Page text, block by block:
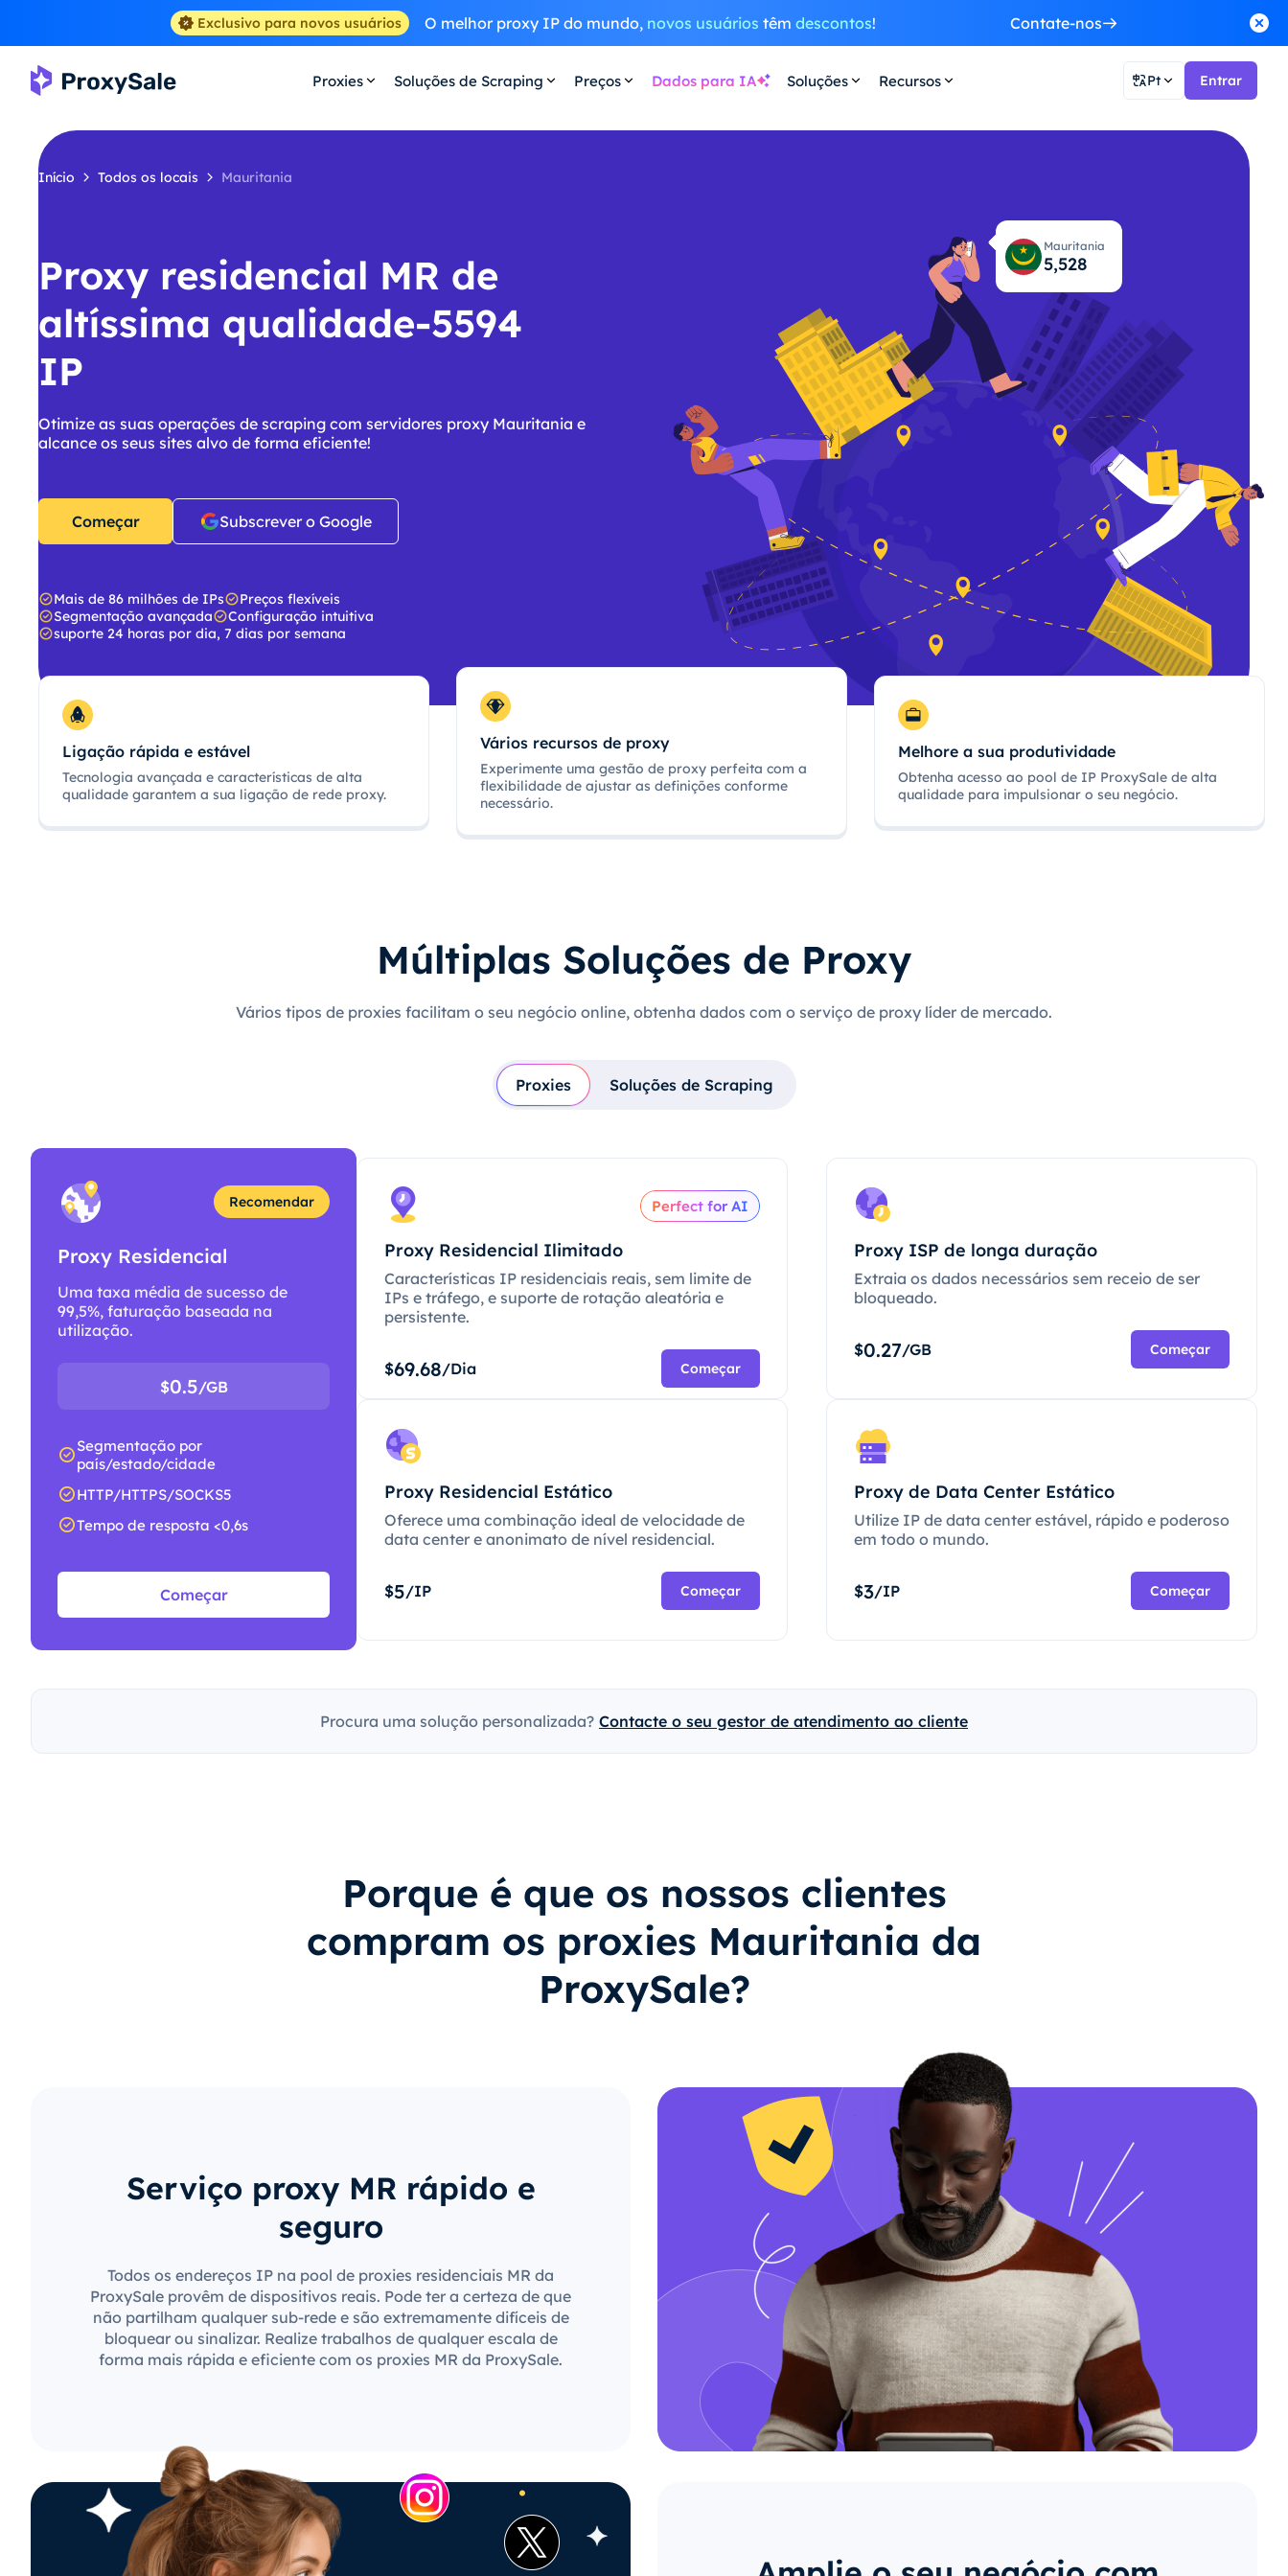
Exclusivo para novos usuários O melhor proxy IP do mundo, novos usuários têm descontos! Contate-nos
Proxies Soluções de Scraping Preços Dados para IA Soluções Recursos Pt Entrar
Início Todos os locais Mauritania
Proxy residencial MR de
altíssima qualidade-5594
IP
Otimize as suas operações de scraping com servidores proxy Mauritania e
alcance os seus sites alvo de forma eficiente!
Começar Subscrever o Google
Mais de 86 milhões de IPs
Preços flexíveis
Segmentação avançada
Configuração intuitiva
suporte 24 horas por dia, 7 dias por semana
Mauritania
5,594
Ligação rápida e estável
Tecnologia avançada e características de alta
qualidade garantem a sua ligação de rede proxy.
Vários recursos de proxy
Experimente uma gestão de proxy perfeita com a
flexibilidade de ajustar as definições conforme
necessário.
Melhore a sua produtividade
Obtenha acesso ao pool de IP ProxySale de alta
qualidade para impulsionar o seu negócio.
Múltiplas Soluções de Proxy
Vários tipos de proxies facilitam o seu negócio online, obtenha dados com o serviço de proxy líder de mercado.
Proxies Soluções de Scraping
Recomendar
Proxy Residencial
Uma taxa média de sucesso de
99,5%, faturação baseada na
utilização.
$0.5/GB
Segmentação por
país/estado/cidade
HTTP/HTTPS/SOCKS5
Tempo de resposta <0,6s
Começar
Perfect for AI
Proxy Residencial Ilimitado
Características IP residenciais reais, sem limite de
IPs e tráfego, e suporte de rotação aleatória e
persistente.
$69.68/Dia Começar
Proxy ISP de longa duração
Extraia os dados necessários sem receio de ser
bloqueado.
$0.27/GB Começar
Proxy Residencial Estático
Oferece uma combinação ideal de velocidade de
data center e anonimato de nível residencial.
$5/IP Começar
Proxy de Data Center Estático
Utilize IP de data center estável, rápido e poderoso
em todo o mundo.
$3/IP Começar
Procura uma solução personalizada? Contacte o seu gestor de atendimento ao cliente
Porque é que os nossos clientes
compram os proxies Mauritania da
ProxySale?
Serviço proxy MR rápido e
seguro
Todos os endereços IP na pool de proxies residenciais MR da
ProxySale provêm de dispositivos reais. Pode ter a certeza de que
não partilham qualquer sub-rede e são extremamente difíceis de
bloquear ou sinalizar. Realize trabalhos de qualquer escala de
forma mais rápida e eficiente com os proxies MR da ProxySale.